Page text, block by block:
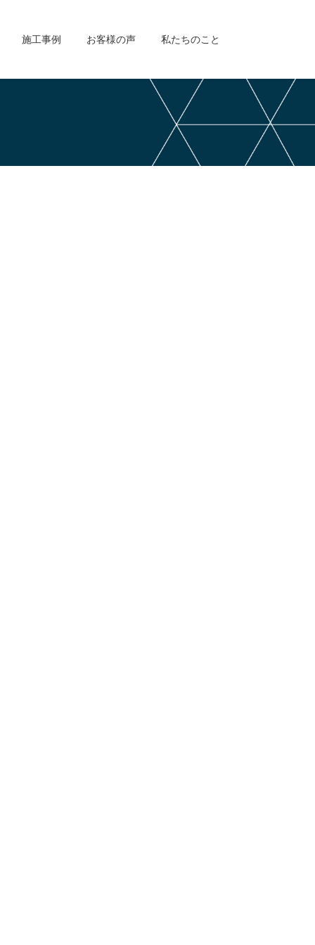
施工事例 お客様の声 私たちのこと